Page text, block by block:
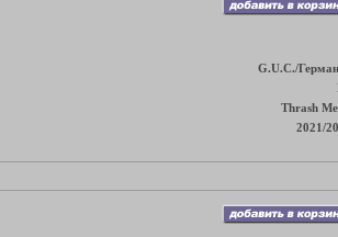
G.U.C./
Thrash
2021/